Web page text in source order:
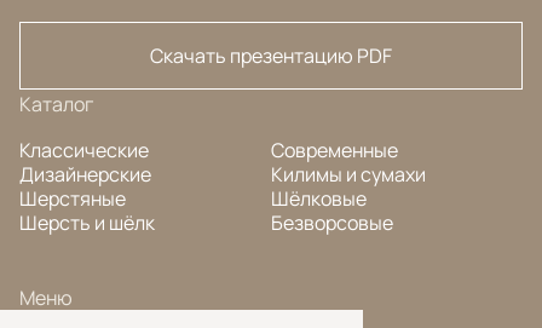
Скачать презентацию PDF
Каталог
Классические
Дизайнерские
Шерстяные
Шерсть и шёлк
Современные
Килимы и сумахи
Шёлковые
Безворсовые
Меню